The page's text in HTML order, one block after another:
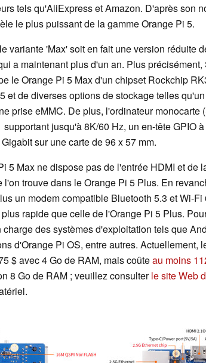
tels qu'AliExpress et Amazon. D'après son
le plus puissant de la gamme Orange Pi 5.
variante 'Max' soit en fait une version réduite
a maintenant plus d'un an. Plus précisément,
le Orange Pi 5 Max d'un chipset Rockchip
et de diverses options de stockage telles
prise eMMC. De plus, l'ordinateur monocarte
jusqu'à 8K/60 Hz, un en-tête GPIO
sur une carte de 96 x 57 mm.
5 Max ne dispose pas de l'entrée HDMI et de
trouve dans le Orange Pi 5 Plus. En
un modem compatible Bluetooth 5.3 et Wi-
rapide que celle de l'Orange Pi 5 Plus.
des systèmes d'exploitation tels que
d'Orange Pi OS, entre autres. Actuellement,
$ avec 4 Go de RAM, mais coûteau moins
8 Go de RAM ; veuillez consulterle site Web